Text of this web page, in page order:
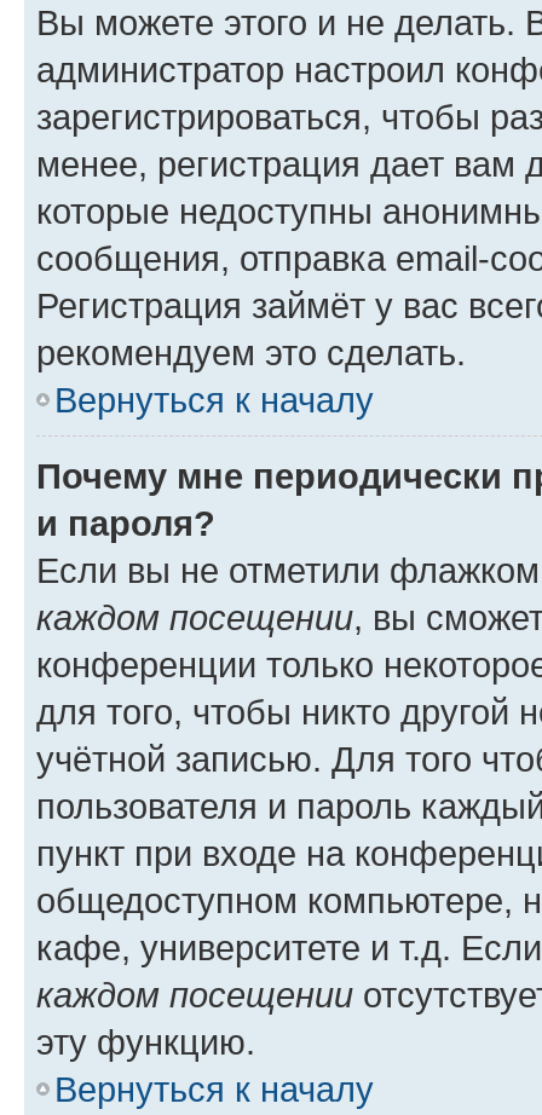
Вы можете этого и не делать.
администратор настроил
зарегистрироваться, чтобы
менее, регистрация дает вам
которые недоступны
сообщения, отправка email-
Регистрация займёт у вас
рекомендуем это сделать.
Вернуться к началу
Почему мне периодически
и пароля?
Если вы не отметили
каждом посещении, вы
конференции только
для того, чтобы никто другой
учётной записью. Для того
пользователя и пароль
пункт при входе на
общедоступном компьютере,
кафе, университете и т.д.
каждом посещении
эту функцию.
Вернуться к началу